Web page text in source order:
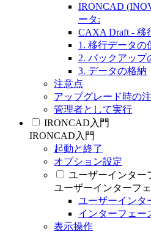
IRONCAD
ータ:
CAXA Draft - 移
1. 移行データの
2. バックアップ
3. データの格納
注意点
アップグレード時の
管理者として実行
IRONCAD入門
IRONCAD入門
起動と終了
オプション設定
ユーザーインター
ユーザーインターフ
ユーザーインタ
インターフェー
表示操作